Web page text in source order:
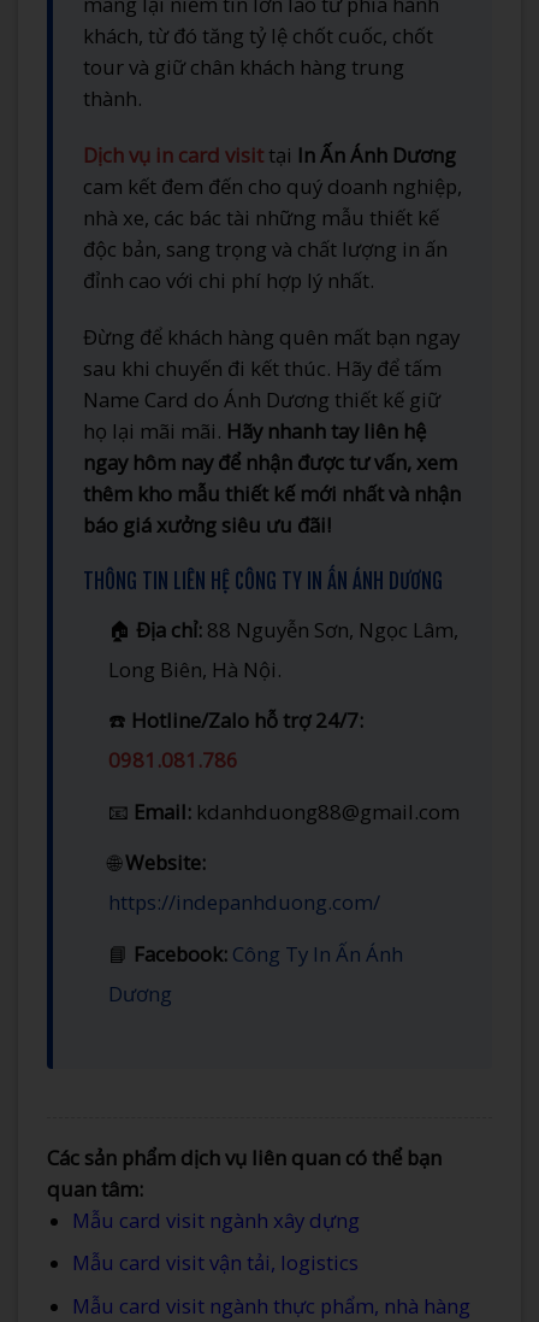
khách, từ đó tăng tỷ lệ chốt cuốc, chốt
tour và giữ chân khách hàng trung
thành.
Dịch vụ in card visit tại In Ấn Ánh Dương
cam kết đem đến cho quý doanh nghiệp,
nhà xe, các bác tài những mẫu thiết kế
độc bản, sang trọng và chất lượng in ấn
đỉnh cao với chi phí hợp lý nhất.
Đừng để khách hàng quên mất bạn ngay
sau khi chuyến đi kết thúc. Hãy để tấm
Name Card do Ánh Dương thiết kế giữ
họ lại mãi mãi. Hãy nhanh tay liên hệ
ngay hôm nay để nhận được tư vấn, xem
thêm kho mẫu thiết kế mới nhất và nhận
báo giá xưởng siêu ưu đãi!
THÔNG TIN LIÊN HỆ CÔNG TY IN ẤN ÁNH DƯƠNG
🏠 Địa chỉ:88 Nguyễn Sơn, Ngọc Lâm,
Long Biên, Hà Nội.
☎️ Hotline/Zalo hỗ trợ 24/7:
0981.081.786
📧 Email:kdanhduong88@gmail.com
🌐Website:
https://indepanhduong.com/
📘 Facebook: Công Ty In Ấn Ánh
Dương
Các sản phẩm dịch vụ liên quan có thể bạn
quan tâm:
Mẫu card visit ngành xây dựng
Mẫu card visit vận tải, logistics
Mẫu card visit ngành thực phẩm, nhà hàng